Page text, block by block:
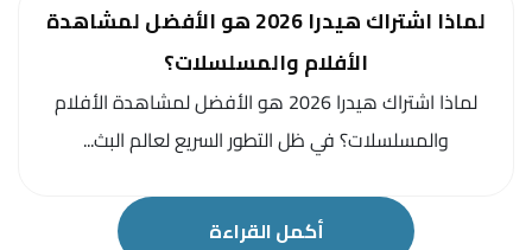
لماذا اشتراك هيدرا 2026 هو الأفضل لمشاهدة
الأفلام والمسلسلات؟
لماذا اشتراك هيدرا 2026 هو الأفضل لمشاهدة الأفلام
والمسلسلات؟ في ظل التطور السريع لعالم البث...
أكمل القراءة